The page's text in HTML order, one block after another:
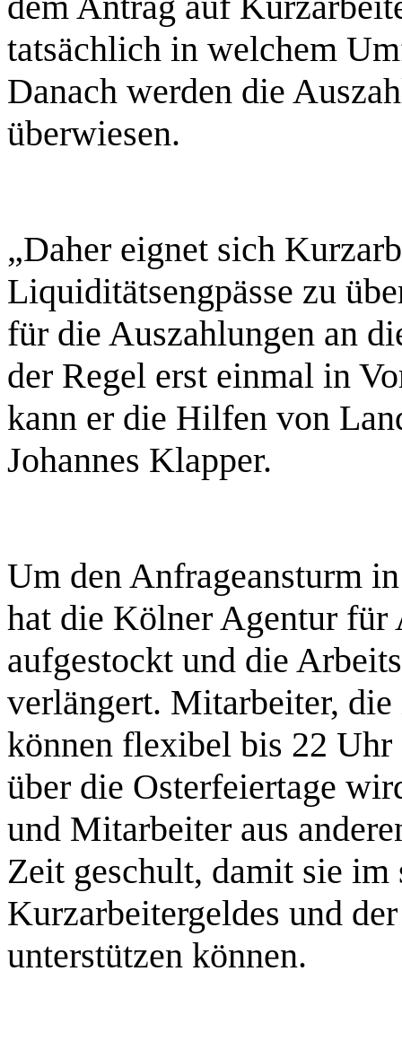
tatsächlich in welchem
Danach werden die
überwiesen.
„Daher eignet sich
Liquiditätsengpässe zu
für die Auszahlungen an
der Regel erst einmal in
kann er die Hilfen von
Johannes Klapper.
Um den Anfrageansturm
hat die Kölner Agentur für
aufgestockt und die
verlängert. Mitarbeiter,
können flexibel bis 22 Uhr
über die Osterfeiertage
und Mitarbeiter aus
Zeit geschult, damit sie im
Kurzarbeitergeldes und
unterstützen können.